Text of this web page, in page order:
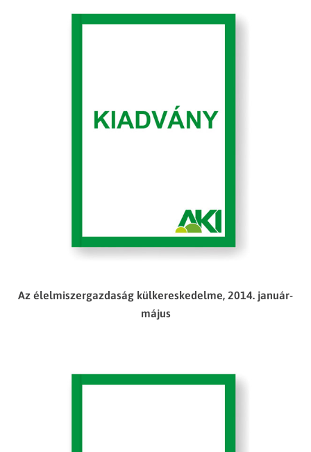
Az élelmiszergazdaság külkereskedelme, 2014. január-
május